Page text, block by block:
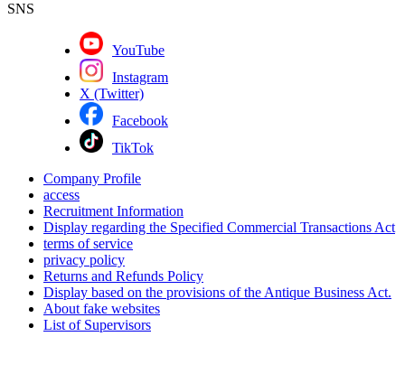
SNS
YouTube
Instagram
X (Twitter)
Facebook
TikTok
Company Profile
access
Recruitment Information
Display regarding the Specified Commercial Transactions Act
terms of service
privacy policy
Returns and Refunds Policy
Display based on the provisions of the Antique Business Act.
About fake websites
List of Supervisors